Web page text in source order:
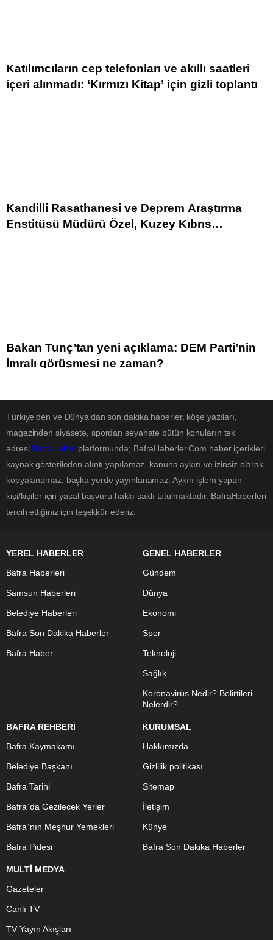
Katılımcıların cep telefonları ve akıllı saatleri
içeri alınmadı: ‘Kırmızı Kitap’ için gizli toplantı
Kandilli Rasathanesi ve Deprem Araştırma
Enstitüsü Müdürü Özel, Kuzey Kıbrıs
Bakan Tunç’tan yeni açıklama: DEM Parti’nin
İmralı görüşmesi ne zaman?
Türkiye'den ve Dünya’dan son dakika haberler, köşe yazıları,
magazinden siyasete, spordan seyahate bütün konuların tek
adresi BafraHaber platformunda; BafraHaberler.Com haber içerikleri
kaynak gösterileden alıntı yapılamaz, kanuna aykırı ve izinsiz olarak
kopyalanamaz, başka yerde yayınlanamaz. Aykırı işlem yapan
kişi/kişiler için yasal başvuru hakkı saklı tutulmaktadır. BafraHaberleri
tercih ettiğiniz için teşekkür ederiz.
YEREL HABERLER
Bafra Haberleri
Samsun Haberleri
Belediye Haberleri
Bafra Son Dakika Haberler
Bafra Haber
GENEL HABERLER
Gündem
Dünya
Ekonomi
Spor
Teknoloji
Sağlık
Koronavirüs Nedir? Belirtileri
Nelerdir?
BAFRA REHBERİ
Bafra Kaymakamı
Belediye Başkanı
Bafra Tarihi
Bafra`da Gezilecek Yerler
Bafra`nın Meşhur Yemekleri
Bafra Pidesi
KURUMSAL
Hakkımızda
Gizlilik politikası
Sitemap
İletişim
Künye
Bafra Son Dakika Haberler
MULTİ MEDYA
Gazeteler
Canlı TV
TV Yayın Akışları